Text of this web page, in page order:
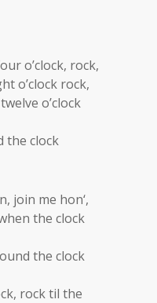
o’clock, rock,
o’clock rock,
o’clock
the clock
join me hon‘,
the clock
the clock
rock til the